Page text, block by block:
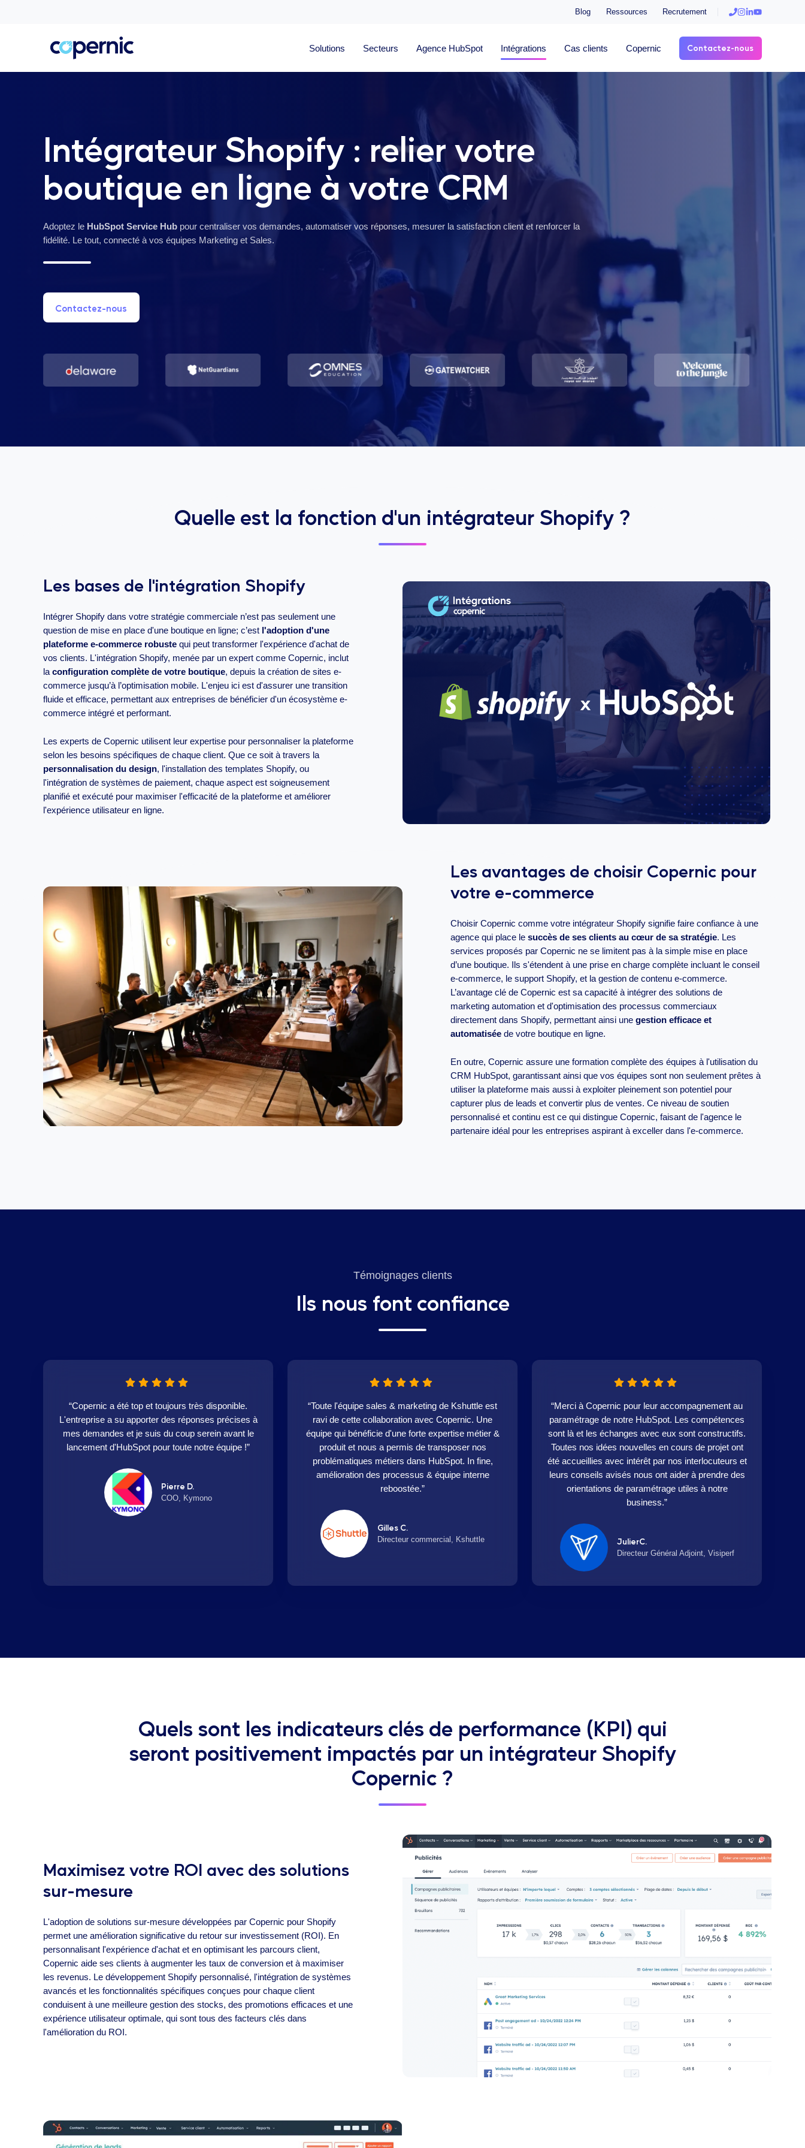
Blog Ressources Recrutement
Solutions Secteurs Agence HubSpot Intégrations Cas clients Copernic Contactez-nous
Intégrateur Shopify : relier votre
boutique en ligne à votre CRM
Adoptez le HubSpot Service Hub pour centraliser vos demandes, automatiser vos réponses, mesurer la satisfaction client et renforcer la
fidélité. Le tout, connecté à vos équipes Marketing et Sales.
Contactez-nous
Quelle est la fonction d'un intégrateur Shopify ?
Les bases de l'intégration Shopify
Intégrer Shopify dans votre stratégie commerciale n’est pas seulement une
question de mise en place d'une boutique en ligne; c’est l'adoption d'une
plateforme e-commerce robuste qui peut transformer l'expérience d'achat de
vos clients. L'intégration Shopify, menée par un expert comme Copernic, inclut
la configuration complète de votre boutique, depuis la création de sites e-
commerce jusqu’à l’optimisation mobile. L'enjeu ici est d'assurer une transition
fluide et efficace, permettant aux entreprises de bénéficier d'un écosystème e-
commerce intégré et performant.
Les experts de Copernic utilisent leur expertise pour personnaliser la plateforme
selon les besoins spécifiques de chaque client. Que ce soit à travers la
personnalisation du design, l'installation des templates Shopify, ou
l'intégration de systèmes de paiement, chaque aspect est soigneusement
planifié et exécuté pour maximiser l'efficacité de la plateforme et améliorer
l'expérience utilisateur en ligne.
Les avantages de choisir Copernic pour
votre e-commerce
Choisir Copernic comme votre intégrateur Shopify signifie faire confiance à une
agence qui place le succès de ses clients au cœur de sa stratégie. Les
services proposés par Copernic ne se limitent pas à la simple mise en place
d’une boutique. Ils s'étendent à une prise en charge complète incluant le conseil
e-commerce, le support Shopify, et la gestion de contenu e-commerce.
L’avantage clé de Copernic est sa capacité à intégrer des solutions de
marketing automation et d'optimisation des processus commerciaux
directement dans Shopify, permettant ainsi une gestion efficace et
automatisée de votre boutique en ligne.
En outre, Copernic assure une formation complète des équipes à l'utilisation du
CRM HubSpot, garantissant ainsi que vos équipes sont non seulement prêtes à
utiliser la plateforme mais aussi à exploiter pleinement son potentiel pour
capturer plus de leads et convertir plus de ventes. Ce niveau de soutien
personnalisé et continu est ce qui distingue Copernic, faisant de l'agence le
partenaire idéal pour les entreprises aspirant à exceller dans l'e-commerce.
Témoignages clients
Ils nous font confiance
“Copernic a été top et toujours très disponible.
L'entreprise a su apporter des réponses précises à
mes demandes et je suis du coup serein avant le
lancement d'HubSpot pour toute notre équipe !”
Pierre D.
COO, Kymono
“Toute l'équipe sales & marketing de Kshuttle est
ravi de cette collaboration avec Copernic. Une
équipe qui bénéficie d'une forte expertise métier &
produit et nous a permis de transposer nos
problématiques métiers dans HubSpot. In fine,
amélioration des processus & équipe interne
reboostée.”
Gilles C.
Directeur commercial, Kshuttle
“Merci à Copernic pour leur accompagnement au
paramétrage de notre HubSpot. Les compétences
sont là et les échanges avec eux sont constructifs.
Toutes nos idées nouvelles en cours de projet ont
été accueillies avec intérêt par nos interlocuteurs et
leurs conseils avisés nous ont aider à prendre des
orientations de paramétrage utiles à notre
business.”
JulierC.
Directeur Général Adjoint, Visiperf
Quels sont les indicateurs clés de performance (KPI) qui
seront positivement impactés par un intégrateur Shopify
Copernic ?
Maximisez votre ROI avec des solutions
sur-mesure
L'adoption de solutions sur-mesure développées par Copernic pour Shopify
permet une amélioration significative du retour sur investissement (ROI). En
personnalisant l'expérience d'achat et en optimisant les parcours client,
Copernic aide ses clients à augmenter les taux de conversion et à maximiser
les revenus. Le développement Shopify personnalisé, l'intégration de systèmes
avancés et les fonctionnalités spécifiques conçues pour chaque client
conduisent à une meilleure gestion des stocks, des promotions efficaces et une
expérience utilisateur optimale, qui sont tous des facteurs clés dans
l'amélioration du ROI.